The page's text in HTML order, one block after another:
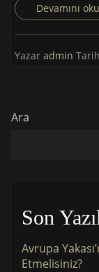
Devamını oku
Yazar admin Tarih
Ara
Son
Avrupa
Etmelisiniz?